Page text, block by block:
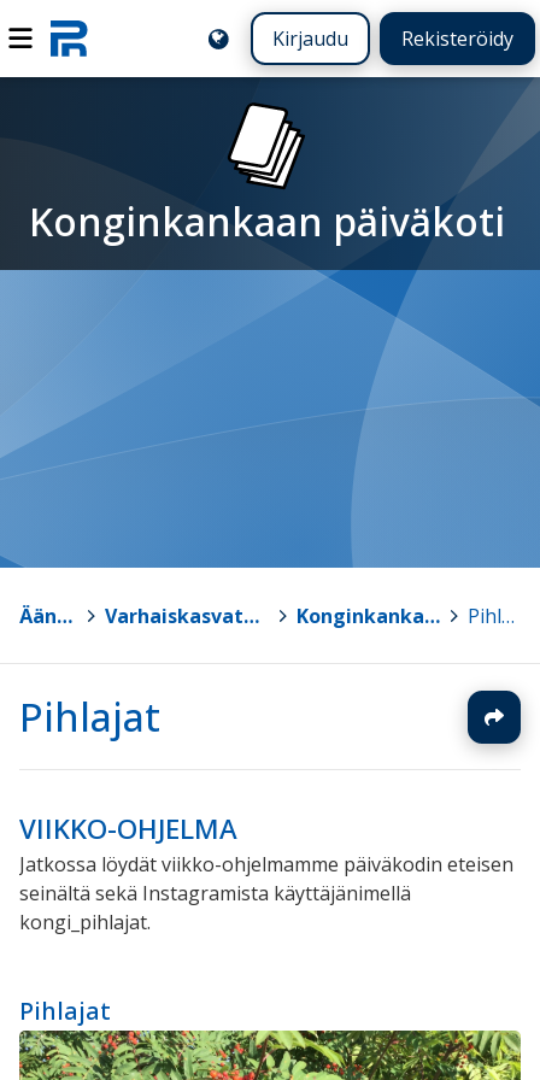
Kirjaudu Rekisteröidy
Konginkankaan päiväkoti
Äänekoski > Varhaiskasvatus ja esiopetus > Konginkankaan päiväkoti > Pihlajat
Pihlajat
VIIKKO-OHJELMA
Jatkossa löydät viikko-ohjelmamme päiväkodin eteisen
seinältä sekä Instagramista käyttäjänimellä
kongi_pihlajat.
Pihlajat